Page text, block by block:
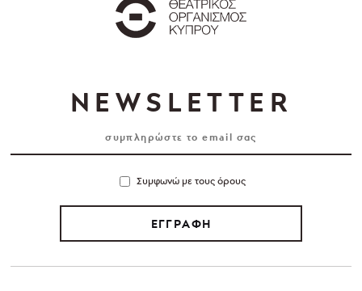
NEWSLETTER
Συμφωνώ με τους όρους
ΕΓΓΡΑΦΗ